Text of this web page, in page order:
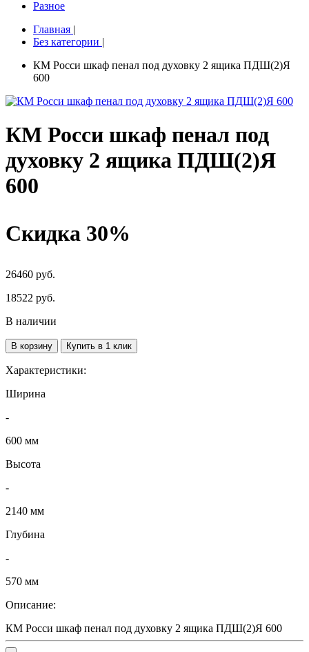
Разное
Главная |
Без категории |
КМ Росси шкаф пенал под духовку 2 ящика ПДШ(2)Я
600
КМ Росси шкаф пенал под
духовку 2 ящика ПДШ(2)Я
600
Скидка 30%
26460 руб.
18522 руб.
В наличии
В корзину Купить в 1 клик
Характеристики:
Ширина
-
600 мм
Высота
-
2140 мм
Глубина
-
570 мм
Описание:
КМ Росси шкаф пенал под духовку 2 ящика ПДШ(2)Я 600